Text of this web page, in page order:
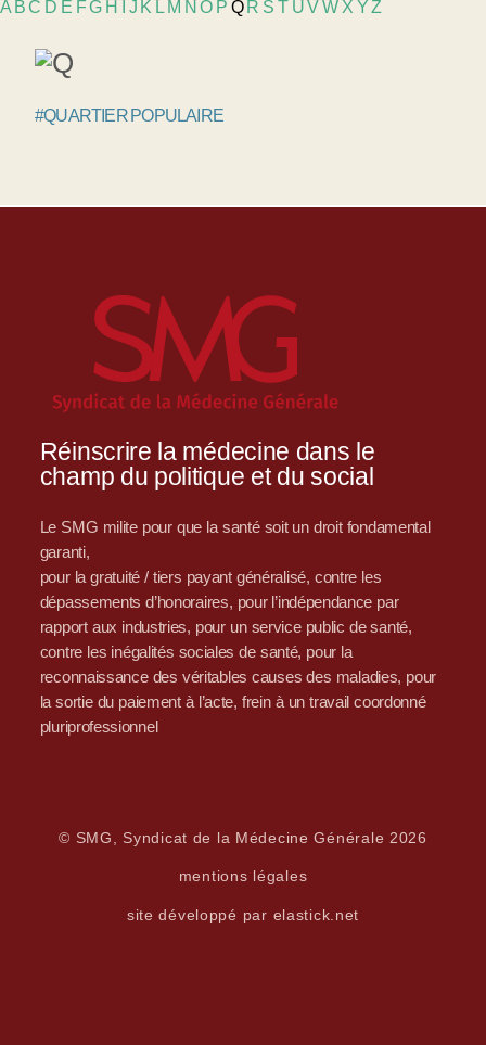
A BC D E FG H J K L M NO P Q R S T UVW X YZ
#QUARTIER POPULAIRE
Réinscrire la médecine dans le
champ du politique et du social
Le SMG milite pour que la santé soit un droit fondamental
garanti,
pour la gratuité / tiers payant généralisé, contre les
dépassements d’honoraires, pour l’indépendance par
rapport aux industries, pour un service public de santé,
contre les inégalités sociales de santé, pour la
reconnaissance des véritables causes des maladies, pour
la sortie du paiement à l’acte, frein à un travail coordonné
pluriprofessionnel
© SMG, Syndicat de la Médecine Générale 2026
mentions légales
site développé par elastick.net